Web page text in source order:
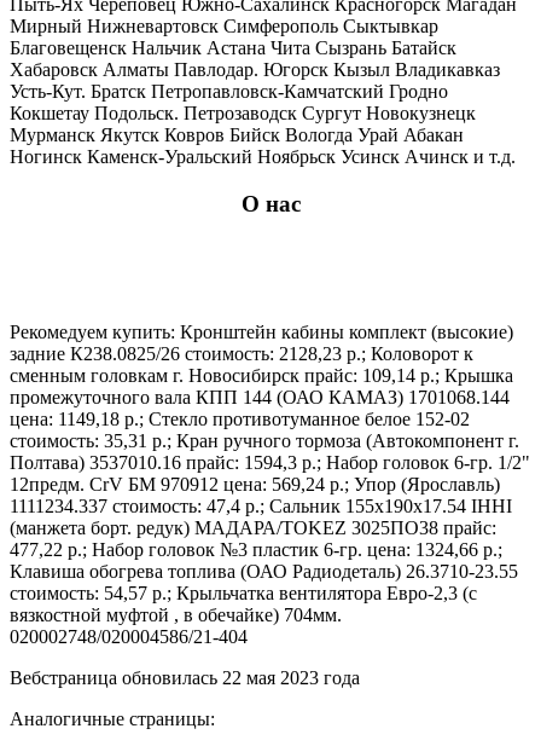
Мирный Нижневартовск Симферополь Сыктывкар
Благовещенск Нальчик Астана Чита Сызрань Батайск
Хабаровск Алматы Павлодар. Югорск Кызыл Владикавказ
Усть-Кут. Братск Петропавловск-Камчатский Гродно
Кокшетау Подольск. Петрозаводск Сургут Новокузнецк
Мурманск Якутск Ковров Бийск Вологда Урай Абакан
Ногинск Каменск-Уральский Ноябрьск Усинск Ачинск и т.д.
О нас
Рекомедуем купить: Кронштейн кабины комплект (высокие)
задние К238.0825/26 стоимость: 2128,23 р.; Коловорот к
сменным головкам г. Новосибирск прайс: 109,14 р.; Крышка
промежуточного вала КПП 144 (ОАО КАМАЗ) 1701068.144
цена: 1149,18 р.; Стекло противотуманное белое 152-02
стоимость: 35,31 р.; Кран ручного тормоза (Автокомпонент г.
Полтава) 3537010.16 прайс: 1594,3 р.; Набор головок 6-гр. 1/2"
12предм. CrV БМ 970912 цена: 569,24 р.; Упор (Ярославль)
1111234.337 стоимость: 47,4 р.; Сальник 155х190х17.54 IHHI
(манжета борт. редук) МАДАРА/TOKEZ 3025ПО38 прайс:
477,22 р.; Набор головок №3 пластик 6-гр. цена: 1324,66 р.;
Клавиша обогрева топлива (ОАО Радиодеталь) 26.3710-23.55
стоимость: 54,57 р.; Крыльчатка вентилятора Евро-2,3 (с
вязкостной муфтой , в обечайке) 704мм.
020002748/020004586/21-404
Вебстраница обновилась 22 мая 2023 года
Аналогичные страницы: